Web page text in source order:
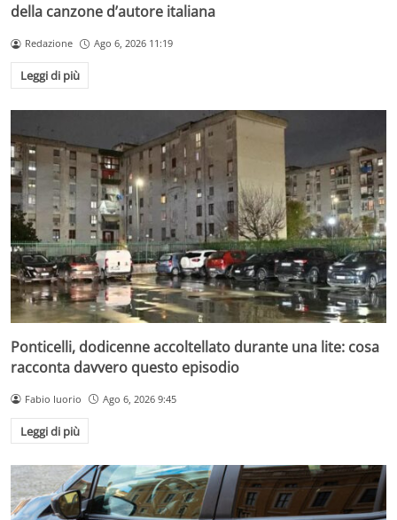
della canzone d’autore italiana
Redazione Ago 6, 2026 11:19
Leggi di più
Ponticelli, dodicenne accoltellato durante una lite: cosa
racconta davvero questo episodio
Fabio Iuorio Ago 6, 2026 9:45
Leggi di più